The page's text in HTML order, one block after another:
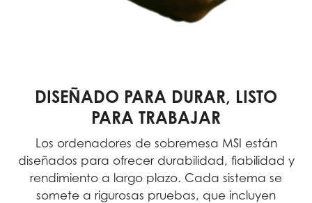
DISEÑADO PARA DURAR, LISTO
PARA TRABAJAR
Los ordenadores de sobremesa MSI están
diseñados para ofrecer durabilidad, fiabilidad y
rendimiento a largo plazo. Cada sistema se
somete a rigurosas pruebas, que incluyen